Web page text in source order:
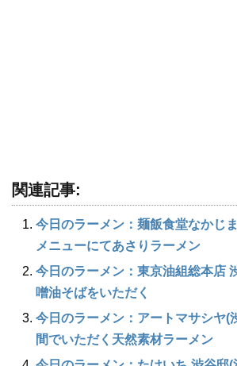
関連記事:
今日のラーメン：麺飯食堂なかじ
メニューにてあさりラーメン
今日のラーメン：東京油組総本店
噌油そばをいただく
今日のラーメン：アートマサシヤ(
間でいただく天然素材ラーメン